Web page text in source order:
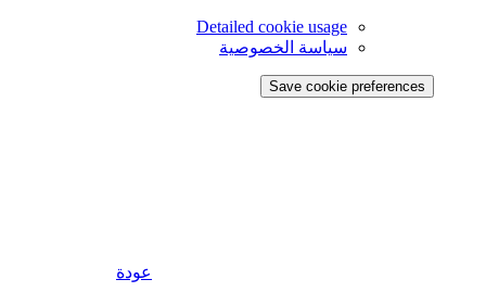
Detailed cookie usage
سياسة الخصوصية
Save cookie preferences
عودة